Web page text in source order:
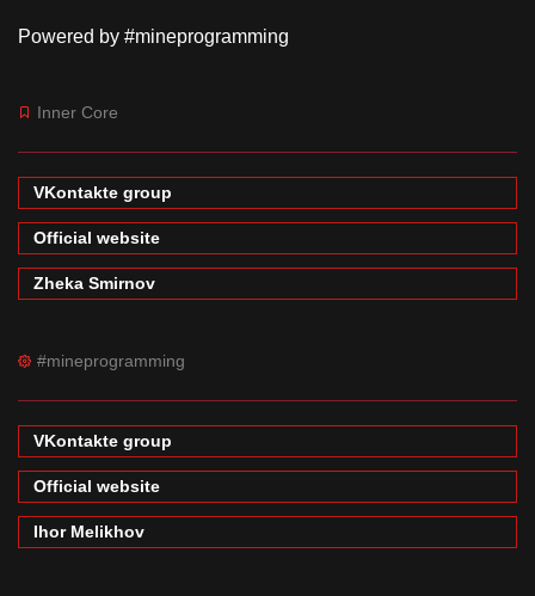
Powered by #mineprogramming
Inner Core
VKontakte group
Official website
Zheka Smirnov
#mineprogramming
VKontakte group
Official website
Ihor Melikhov